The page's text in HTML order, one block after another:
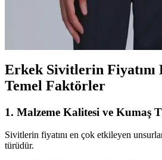
Lufian’ın geniş hırka koleksiyonu, farklı
kalite ve şıklığı bir araya getirerek her
seçenekler sunuyor.
Erkek Sivitlerin Fiyatını
Temel Faktörler
1. Malzeme Kalitesi ve Kumaş
Sivitlerin fiyatını en çok etkileyen
türüdür.